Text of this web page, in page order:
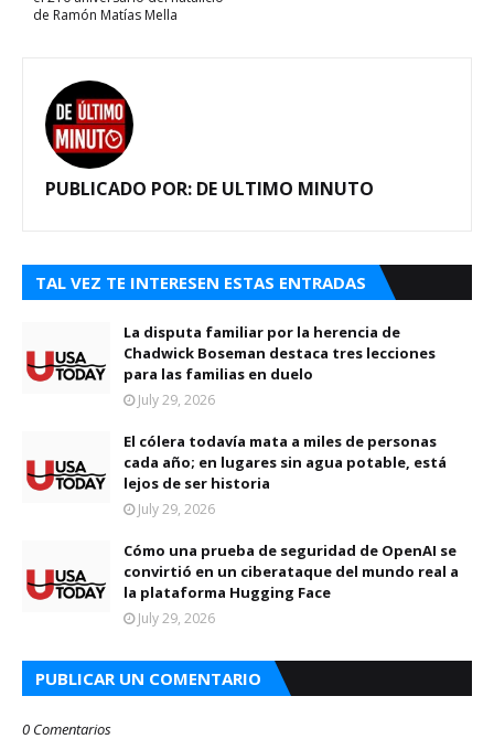
de Ramón Matías Mella
PUBLICADO POR: DE ULTIMO MINUTO
TAL VEZ TE INTERESEN ESTAS ENTRADAS
La disputa familiar por la herencia de
Chadwick Boseman destaca tres lecciones
para las familias en duelo
July 29, 2026
El cólera todavía mata a miles de personas
cada año; en lugares sin agua potable, está
lejos de ser historia
July 29, 2026
Cómo una prueba de seguridad de OpenAI se
convirtió en un ciberataque del mundo real a
la plataforma Hugging Face
July 29, 2026
PUBLICAR UN COMENTARIO
0 Comentarios